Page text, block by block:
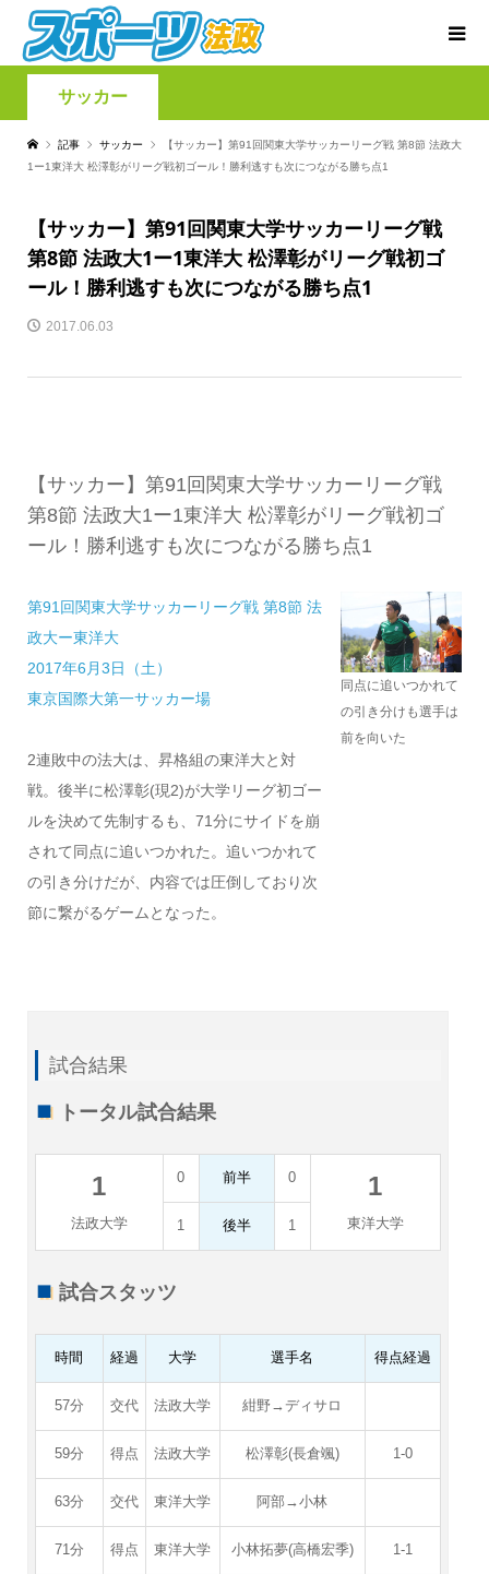
サッカー
記事 サッカー
【サッカー】第91回関東大学サッカーリーグ戦 第8節 法政大
1ー1東洋大 松澤彰がリーグ戦初ゴール！勝利逃すも次につながる勝ち点1
【サッカー】第91回関東大学サッカーリーグ戦
第8節 法政大1ー1東洋大 松澤彰がリーグ戦初ゴ
ール！勝利逃すも次につながる勝ち点1
2017.06.03
【サッカー】第91回関東大学サッカーリーグ戦
第8節 法政大1ー1東洋大 松澤彰がリーグ戦初ゴ
ール！勝利逃すも次につながる勝ち点1
第91回関東大学サッカーリーグ戦 第8節 法
政大ー東洋大
2017年6月3日（土）
東京国際大第一サッカー場
2連敗中の法大は、昇格組の東洋大と対
戦。後半に松澤彰(現2)が大学リーグ初ゴー
ルを決めて先制するも、71分にサイドを崩
されて同点に追いつかれた。追いつかれて
の引き分けだが、内容では圧倒しており次
節に繋がるゲームとなった。
同点に追いつかれて
の引き分けも選手は
前を向いた
試合結果
トータル試合結果
1
法政大学
0 前半 0 1
東洋大学
1 後半 1
試合スタッツ
時間 経過 大学 選手名 得点経過
57分 交代 法政大学 紺野→ディサロ
59分 得点 法政大学 松澤彰(長倉颯) 1-0
63分 交代 東洋大学 阿部→小林
71分 得点 東洋大学 小林拓夢(高橋宏季) 1-1